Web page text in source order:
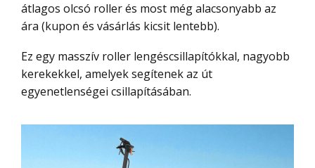
átlagos olcsó roller és most még alacsonyabb az
ára (kupon és vásárlás kicsit lentebb).
Ez egy masszív roller lengéscsillapítókkal, nagyobb
kerekekkel, amelyek segítenek az út
egyenetlenségei csillapításában.